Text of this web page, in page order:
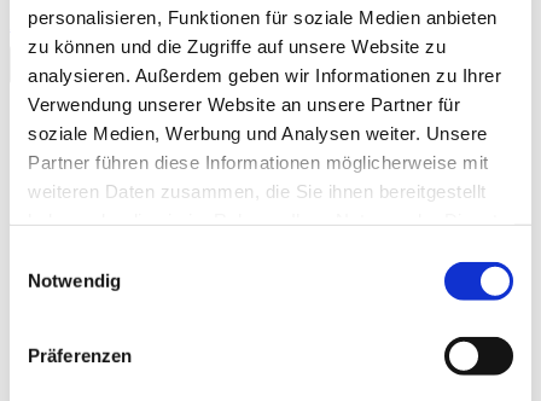
personalisieren, Funktionen für soziale Medien anbieten
zu können und die Zugriffe auf unsere Website zu
analysieren. Außerdem geben wir Informationen zu Ihrer
Verwendung unserer Website an unsere Partner für
soziale Medien, Werbung und Analysen weiter. Unsere
Partner führen diese Informationen möglicherweise mit
weiteren Daten zusammen, die Sie ihnen bereitgestellt
Notwendig
Präferenzen
Zur Einladung…
Jetzt Anmelden